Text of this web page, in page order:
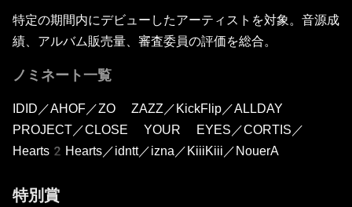
特定の期間内にデビューしたアーティストを対象。音源成
績、アルバム販売量、審査委員の評価を総合。
ノミネート一覧
IDID／AHOF／ZO ZAZZ／KickFlip／ALLDAY
PROJECT／CLOSE YOUR EYES／CORTIS／
Hearts2Hearts／idntt／izna／KiiiKiii／NouerA
特別賞